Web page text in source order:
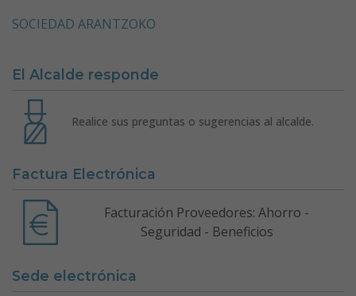
SOCIEDAD ARANTZOKO
El Alcalde responde
Realice sus preguntas o sugerencias al alcalde.
Factura Electrónica
Facturación Proveedores: Ahorro -
Seguridad - Beneficios
Sede electrónica